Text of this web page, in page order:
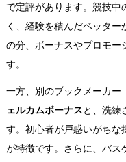
で定評があります。競技中
く、経験を積んだベッタ
の分、ボーナスやプロモー
す。
一方、別のブックメーカー
ェルカムボーナス と、洗練
す。初心者が戸惑いがちな
が特徴です。さらに、バス